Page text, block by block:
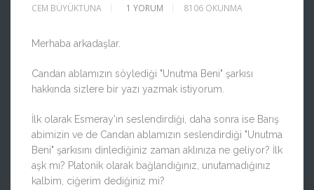
CEM BÜYÜKTUNA
1 YORUM 8106 OKUNMA
Merhaba arkadaşlar.
Candan ablamızın söylediği "Unutma Beni" şarkısı
hakkında sizlere bir yazı yazmak istiyorum.
İlk olarak Esmeray'ın seslendirdiği, daha sonra ise Barış
abimizin ve de Candan ablamızın seslendirdiği "Unutma
Beni" şarkısını dinlediğiniz zaman aklınıza ne geliyor? İlk
aşk mı? Platonik olarak bağlandığınız, unutamadığınız
kalbim, ciğerim dediğiniz mi?